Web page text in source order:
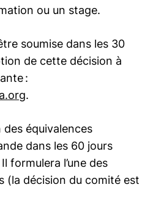
ou un stage.
soumise dans les 30
de cette décision à
:
.
équivalences
dans les 60 jours
formulera l’une des
(la décision du comité est